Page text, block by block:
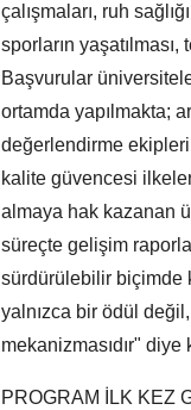
çalışmaları, ruh
sporların
Başvurular
ortamda yapılmakta;
değerlendirme
kalite güvencesi
almaya hak kazanan
süreçte gelişim
sürdürülebilir biçimde
yalnızca bir ödül
mekanizmasıdır" diye
PROGRAM İLK KEZ